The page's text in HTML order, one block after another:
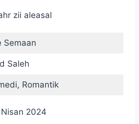
zii aleasal
Semaan
Saleh
Romantik
2024